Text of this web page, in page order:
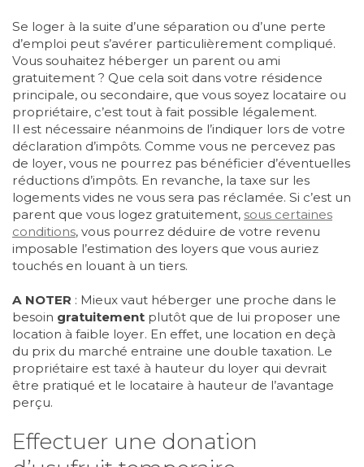
Se loger à la suite d’une séparation ou d’une perte
d’emploi peut s’avérer particulièrement compliqué.
Vous souhaitez héberger un parent ou ami
gratuitement ? Que cela soit dans votre résidence
principale, ou secondaire, que vous soyez locataire ou
propriétaire, c’est tout à fait possible légalement.
Il est nécessaire néanmoins de l’indiquer lors de votre
déclaration d’impôts. Comme vous ne percevez pas
de loyer, vous ne pourrez pas bénéficier d’éventuelles
réductions d’impôts. En revanche, la taxe sur les
logements vides ne vous sera pas réclamée. Si c’est un
parent que vous logez gratuitement, sous certaines
conditions, vous pourrez déduire de votre revenu
imposable l’estimation des loyers que vous auriez
touchés en louant à un tiers.
A NOTER : Mieux vaut héberger une proche dans le
besoin gratuitement plutôt que de lui proposer une
location à faible loyer. En effet, une location en deçà
du prix du marché entraine une double taxation. Le
propriétaire est taxé à hauteur du loyer qui devrait
être pratiqué et le locataire à hauteur de l’avantage
perçu.
Effectuer une donation